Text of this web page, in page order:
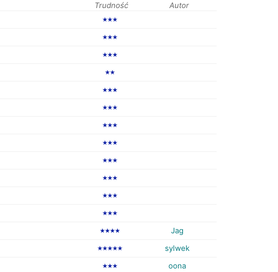
Trudność Autor
★★★
★★★
★★★
★★
★★★
★★★
★★★
★★★
★★★
★★★
★★★
★★★
★★★★ Jag
★★★★★ sylwek
★★★ oona